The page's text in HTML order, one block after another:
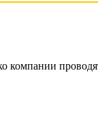
компании